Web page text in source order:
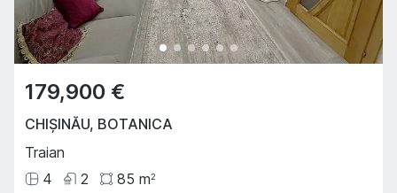
179,900 €
CHIȘINĂU, BOTANICA
Traian
4
2 85 m2